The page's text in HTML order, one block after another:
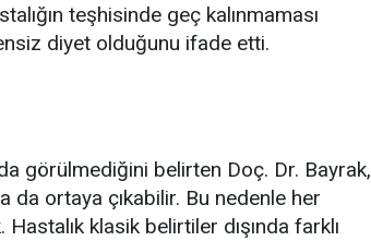
teşhisinde geç kalınmaması
diyet olduğunu ifade etti.
görülmediğini belirten Doç. Dr. Bayrak,
da ortaya çıkabilir. Bu nedenle her
klasik belirtiler dışında farklı